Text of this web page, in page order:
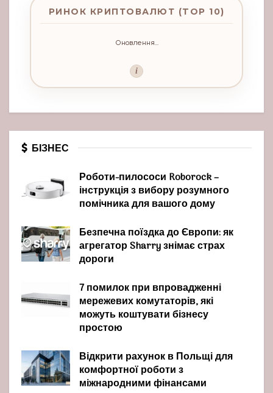
РИНОК КРИПТОВАЛЮТ (TOP 10)
Оновлення...
i
БІЗНЕС
Роботи-пилососи Roborock –
інструкція з вибору розумного
помічника для вашого дому
Безпечна поїздка до Європи: як
агрегатор Sharry знімає страх
дороги
7 помилок при впровадженні
мережевих комутаторів, які
можуть коштувати бізнесу
простою
Відкрити рахунок в Польщі для
комфортної роботи з
міжнародними фінансами